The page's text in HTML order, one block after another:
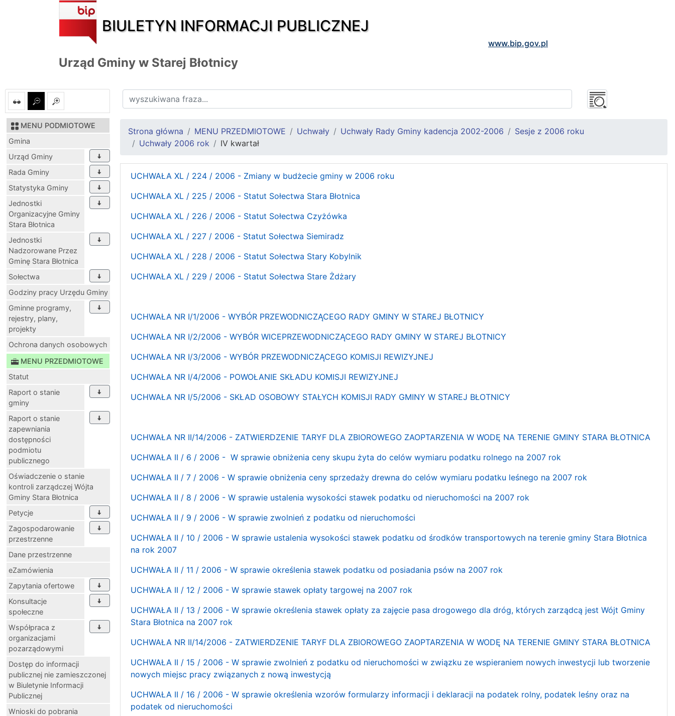
BIULETYN INFORMACJI PUBLICZNEJ
www.bip.gov.pl
Urząd Gminy w Starej Błotnicy
MENU PODMIOTOWE
Gmina
Urząd Gminy
Rada Gminy
Statystyka Gminy
Jednostki
Organizacyjne Gminy
Stara Błotnica
Jednostki
Nadzorowane Przez
Gminę Stara Błotnica
Sołectwa
Godziny pracy Urzędu Gminy
Gminne programy,
rejestry, plany,
projekty
Ochrona danych osobowych
MENU PRZEDMIOTOWE
Statut
Raport o stanie
gminy
Raport o stanie
zapewniania
dostępności
podmiotu
publicznego
Oświadczenie o stanie
kontroli zarządczej Wójta
Gminy Stara Błotnica
Petycje
Zagospodarowanie
przestrzenne
Dane przestrzenne
eZamówienia
Zapytania ofertowe
Konsultacje
społeczne
Współpraca z
organizacjami
pozarządowymi
Dostęp do informacji
publicznej nie zamieszczonej
w Biuletynie Informacji
Publicznej
Wnioski do pobrania
Strona główna MENU PRZEDMIOTOWE Uchwały Uchwały Rady Gminy kadencja 2002-2006
Sesje z 2006 roku
Uchwały 2006 rok
IV kwartał
UCHWAŁA XL / 224 / 2006 - Zmiany w budżecie gminy w 2006 roku
UCHWAŁA XL / 225 / 2006 - Statut Sołectwa Stara Błotnica
UCHWAŁA XL / 226 / 2006 - Statut Sołectwa Czyżówka
UCHWAŁA XL / 227 / 2006 - Statut Sołectwa Siemiradz
UCHWAŁA XL / 228 / 2006 - Statut Sołectwa Stary Kobylnik
UCHWAŁA XL / 229 / 2006 - Statut Sołectwa Stare Żdżary
UCHWAŁA NR I/1/2006 - WYBÓR PRZEWODNICZĄCEGO RADY GMINY W STAREJ BŁOTNICY
UCHWAŁA NR I/2/2006 - WYBÓR WICEPRZEWODNICZĄCEGO RADY GMINY W STAREJ BŁOTNICY
UCHWAŁA NR I/3/2006 - WYBÓR PRZEWODNICZĄCEGO KOMISJI REWIZYJNEJ
UCHWAŁA NR I/4/2006 - POWOŁANIE SKŁADU KOMISJI REWIZYJNEJ
UCHWAŁA NR I/5/2006 - SKŁAD OSOBOWY STAŁYCH KOMISJI RADY GMINY W STAREJ BŁOTNICY
UCHWAŁA NR II/14/2006 - ZATWIERDZENIE TARYF DLA ZBIOROWEGO ZAOPTARZENIA W WODĘ NA TERENIE GMINY STARA BŁOTNICA
UCHWAŁA II / 6 / 2006 - W sprawie obniżenia ceny skupu żyta do celów wymiaru podatku rolnego na 2007 rok
UCHWAŁA II / 7 / 2006 - W sprawie obniżenia ceny sprzedaży drewna do celów wymiaru podatku leśnego na 2007 rok
UCHWAŁA II / 8 / 2006 - W sprawie ustalenia wysokości stawek podatku od nieruchomości na 2007 rok
UCHWAŁA II / 9 / 2006 - W sprawie zwolnień z podatku od nieruchomości
UCHWAŁA II / 10 / 2006 - W sprawie ustalenia wysokości stawek podatku od środków transportowych na terenie gminy Stara Błotnica
na rok 2007
UCHWAŁA II / 11 / 2006 - W sprawie określenia stawek podatku od posiadania psów na 2007 rok
UCHWAŁA II / 12 / 2006 - W sprawie stawek opłaty targowej na 2007 rok
UCHWAŁA II / 13 / 2006 - W sprawie określenia stawek opłaty za zajęcie pasa drogowego dla dróg, których zarządcą jest Wójt Gminy
Stara Błotnica na 2007 rok
UCHWAŁA NR II/14/2006 - ZATWIERDZENIE TARYF DLA ZBIOROWEGO ZAOPTARZENIA W WODĘ NA TERENIE GMINY STARA BŁOTNICA
UCHWAŁA II / 15 / 2006 - W sprawie zwolnień z podatku od nieruchomości w związku ze wspieraniem nowych inwestycji lub tworzenie
nowych miejsc pracy związanych z nową inwestycją
UCHWAŁA II / 16 / 2006 - W sprawie określenia wzorów formularzy informacji i deklaracji na podatek rolny, podatek leśny oraz na
podatek od nieruchomości